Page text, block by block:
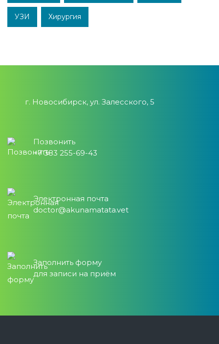
УЗИ Хирургия
г. Новосибирск, ул. Залесского, 5
Позвонить
+7 383 255-69-43
Электронная почта
doctor@akunamatata.vet
Заполнить форму
для записи на приём